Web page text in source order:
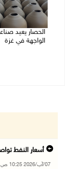
الحصار يعيد
الواجهة في غزة
أسعار النفط
07/آب/2026 10:25 ص